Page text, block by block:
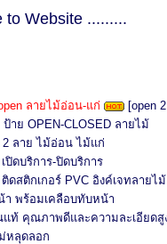
to Website .........
ลายไม้อ่อน-แก่
[open
ป้าย OPEN-CLOSED ลายไม้
2 ลาย ไม้อ่อน ไม้แก่
เปิดบริการ-ปิดบริการ
ดสติกเกอร์ PVC อิงค์เจทลายไม้
า พร้อมเคลือบทับหน้า
ท้ คุณภาพดีและความละเอียดสู
หลุดลอก